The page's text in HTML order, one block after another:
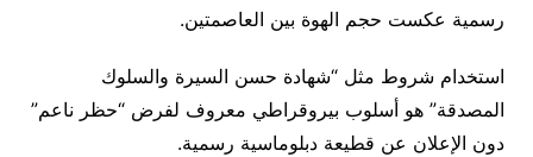
رسمية عكست حجم الهوة بين العاصمتين.
استخدام شروط مثل “شهادة حسن السيرة والسلوك
المصدقة” هو أسلوب بيروقراطي معروف لفرض “حظر ناعم”
دون الإعلان عن قطيعة دبلوماسية رسمية.